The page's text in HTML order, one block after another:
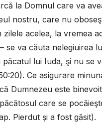
la Domnul care va
nostru, care nu
zilele acelea, la vremea
se va căuta nelegiuirea
păcatul lui Iuda, şi nu se
Ce asigurare
Dumnezeu este
care se
Pierdut și a fost găsit).